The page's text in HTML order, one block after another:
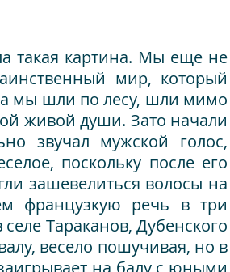
такая картина. Мы еще не
мир, который
мы шли по лесу, шли мимо
живой души. Зато начали
звучал мужской голос,
поскольку после его
зашевелиться волосы на
французкую речь в три
Тараканов, Дубенского
весело пошучивая, но в
на балу с юными